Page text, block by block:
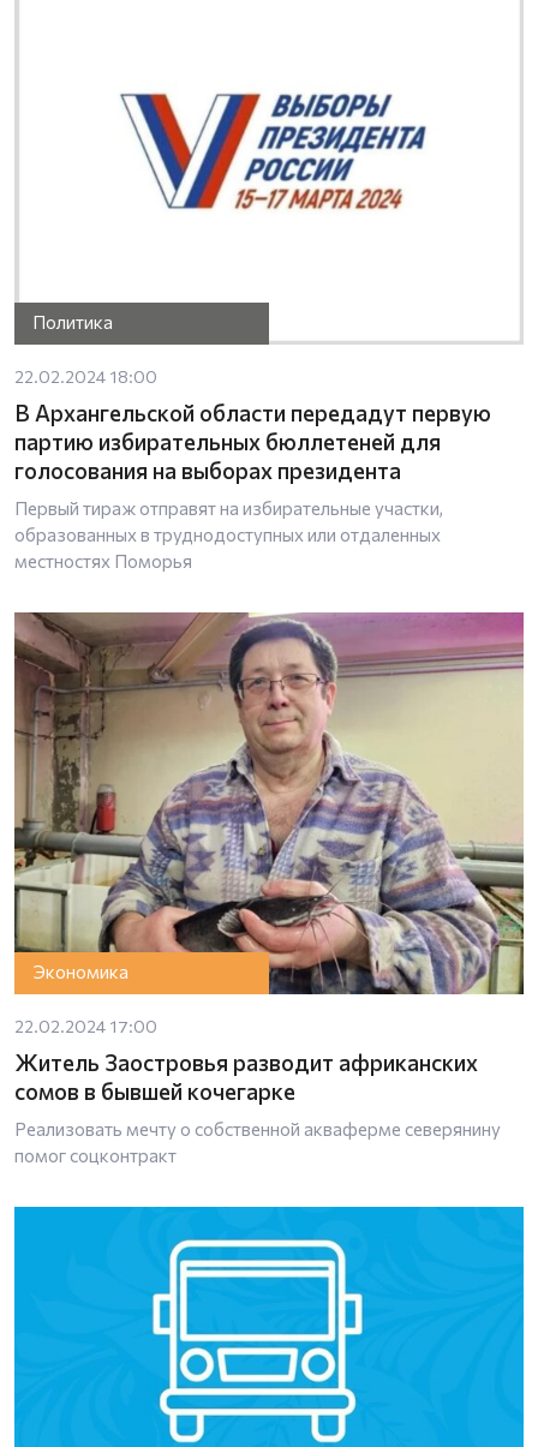
Политика
22.02.2024 18:00
В Архангельской области передадут первую
партию избирательных бюллетеней для
голосования на выборах президента
Первый тираж отправят на избирательные участки,
образованных в труднодоступных или отдаленных
местностях Поморья
Экономика
22.02.2024 17:00
Житель Заостровья разводит африканских
сомов в бывшей кочегарке
Реализовать мечту о собственной акваферме северянину
помог соцконтракт